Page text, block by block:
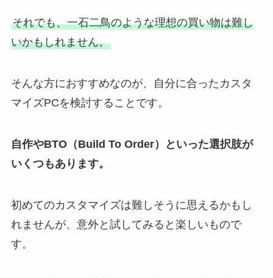
それでも、一石二鳥のような理想の買い物は難し
いかもしれません。
そんな方におすすめなのが、自分に合ったカスタ
マイズPCを検討することです。
自作やBTO（Build To Order）といった選択肢が
いくつもあります。
初めてのカスタマイズは難しそうに思えるかもし
れませんが、意外と試してみると楽しいもので
す。